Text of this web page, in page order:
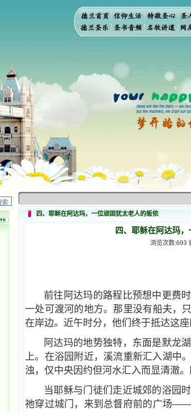
四、耶稣在阿达玛，一位顽固犹太老人的皈依
四、耶稣在阿达玛
浏览次数:693
前往阿达玛的路程比预想中更费
一处可渡河的地方。那里没有船夫，
在岸边。近午时分，他们终于抵达这座
阿达玛的地势独特，东面是默龙
上。在浴园附近，溪流重新汇入湖中
浊，仅中央因约但河水汇入而显清澈
当耶稣与门徒们走近城郊的浴园
祂穿过城门，来到总督府前的广场